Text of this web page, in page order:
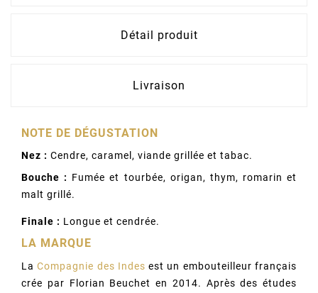
Détail produit
Livraison
NOTE DE DÉGUSTATION
Nez : Cendre, caramel, viande grillée et tabac.
Bouche : Fumée et tourbée, origan, thym, romarin et
malt grillé.
Finale : Longue et cendrée.
LA MARQUE
LaCompagnie des Indes est un embouteilleur français
crée par Florian Beuchet en 2014. Après des études